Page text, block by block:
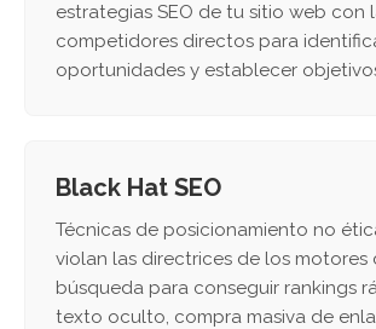
estrategias SEO de tu sitio web con
competidores directos para
oportunidades y establecer
Black Hat SEO
Técnicas de posicionamiento no
violan las directrices de los motores
búsqueda para conseguir rankings
texto oculto, compra masiva de